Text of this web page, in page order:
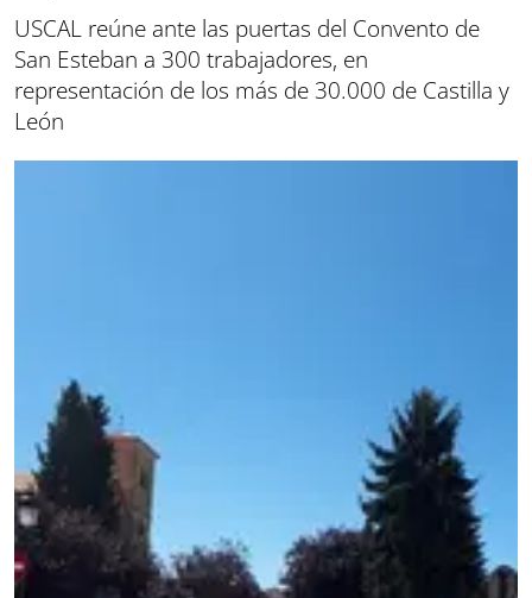
USCAL reúne ante las puertas del Convento de
San Esteban a 300 trabajadores, en
representación de los más de 30.000 de Castilla y
León